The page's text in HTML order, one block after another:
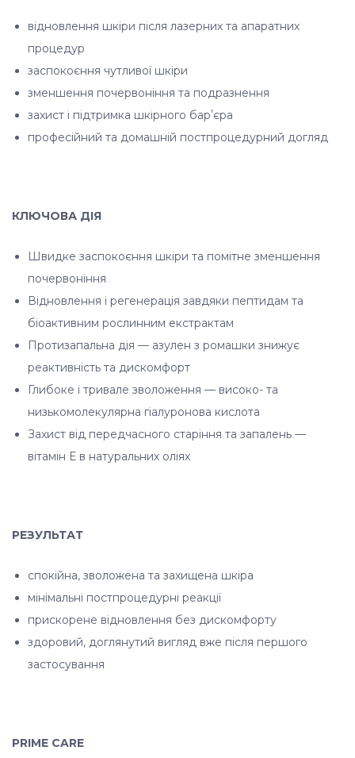
відновлення шкіри після лазерних та апаратних
процедур
заспокоєння чутливої шкіри
зменшення почервоніння та подразнення
захист і підтримка шкірного барʼєра
професійний та домашній постпроцедурний догляд
КЛЮЧОВА ДІЯ
Швидке заспокоєння шкіри та помітне зменшення
почервоніння
Відновлення і регенерація завдяки пептидам та
біоактивним рослинним екстрактам
Протизапальна дія — азулен з ромашки знижує
реактивність та дискомфорт
Глибоке і тривале зволоження — високо- та
низькомолекулярна гіалуронова кислота
Захист від передчасного старіння та запалень —
вітамін Е в натуральних оліях
РЕЗУЛЬТАТ
спокійна, зволожена та захищена шкіра
мінімальні постпроцедурні реакції
прискорене відновлення без дискомфорту
здоровий, доглянутий вигляд вже після першого
застосування
PRIME CARE